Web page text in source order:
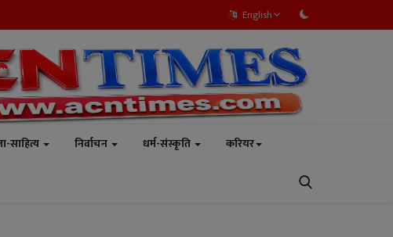
English
साहित्य निर्वाचन धर्म-संस्कृति करियर